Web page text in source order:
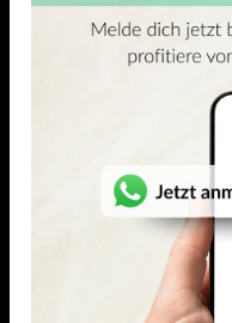
ÄHNLICHE